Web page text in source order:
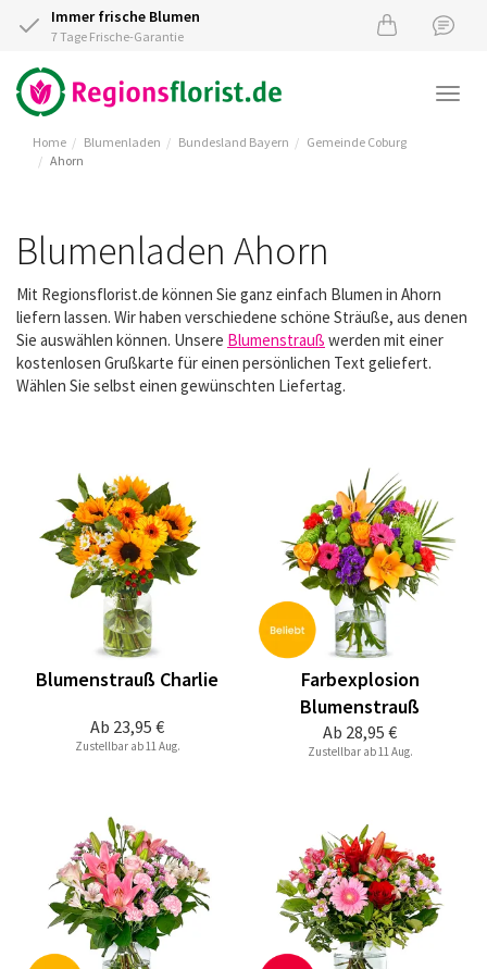
Immer frische Blumen
7 Tage Frische-Garantie
Home Blumenladen Bundesland Bayern
Gemeinde Coburg
Ahorn
Blumenladen Ahorn
Mit Regionsflorist.de können Sie ganz einfach Blumen in Ahorn
liefern lassen. Wir haben verschiedene schöne Sträuße, aus denen
Sie auswählen können. Unsere Blumenstrauß werden mit einer
kostenlosen Grußkarte für einen persönlichen Text geliefert.
Wählen Sie selbst einen gewünschten Liefertag.
Ab 23,95 €
Blumenstrauß Charlie
Zustellbar ab 11 Aug.
Ab 28,95 €
Farbexplosion
Blumenstrauß
Zustellbar ab 11 Aug.